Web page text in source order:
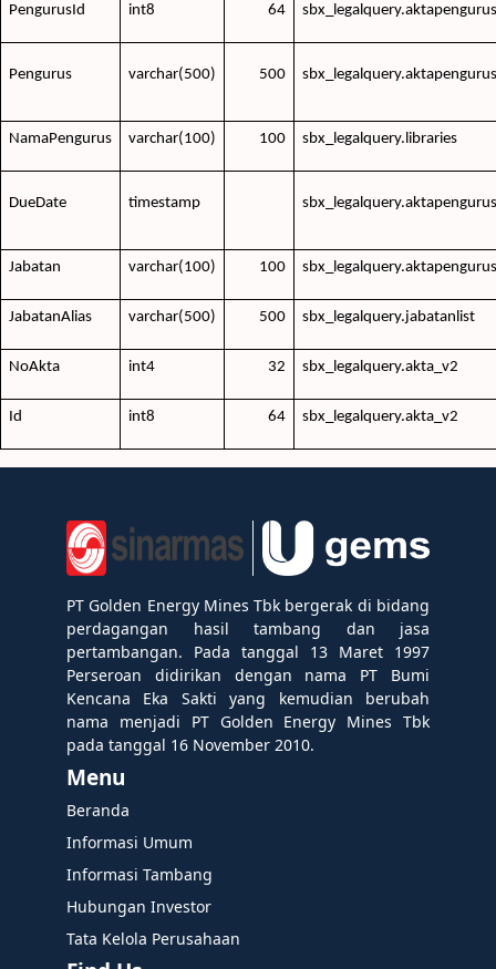
PengurusId int8 64 sbx_legalquery.aktapengurus
Pengurus varchar(500) 500 sbx_legalquery.aktapengurus
NamaPengurus varchar(100) 100 sbx_legalquery.libraries
DueDate timestamp sbx_legalquery.aktapengurus
Jabatan varchar(100) 100 sbx_legalquery.aktapengurus
JabatanAlias varchar(500) 500 sbx_legalquery.jabatanlist
NoAkta int4 32 sbx_legalquery.akta_v2
Id int8 64 sbx_legalquery.akta_v2
PT Golden Energy Mines Tbk bergerak di bidang
perdagangan hasil tambang dan jasa
pertambangan. Pada tanggal 13 Maret 1997
Perseroan didirikan dengan nama PT Bumi
Kencana Eka Sakti yang kemudian berubah
nama menjadi PT Golden Energy Mines Tbk
pada tanggal 16 November 2010.
Menu
Beranda
Informasi Umum
Informasi Tambang
Hubungan Investor
Tata Kelola Perusahaan